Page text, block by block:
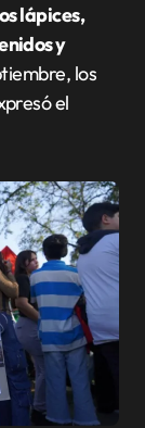
lápices,
y
los
el